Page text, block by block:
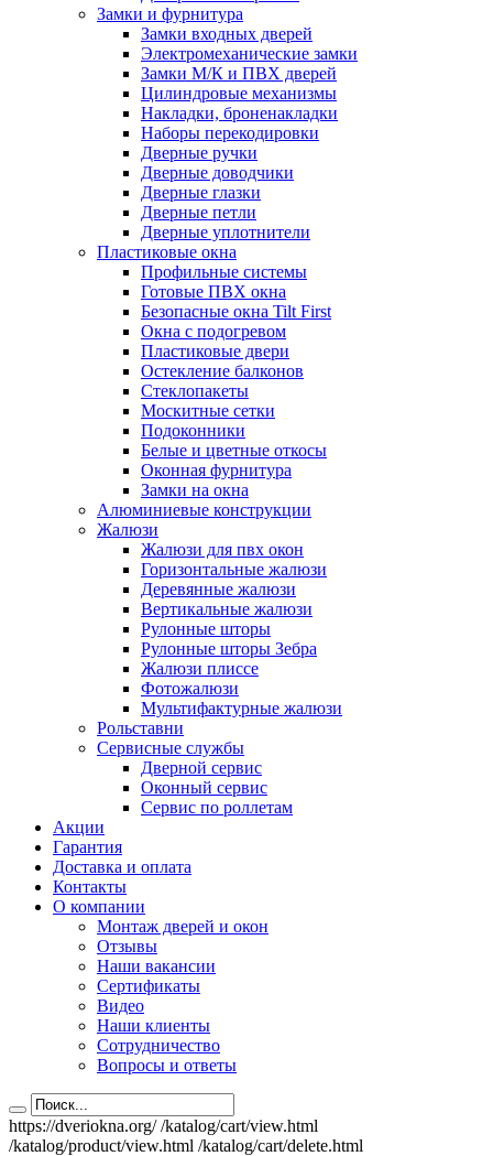
Замки и фурнитура
Замки входных дверей
Электромеханические замки
Замки М/К и ПВХ дверей
Цилиндровые механизмы
Накладки, броненакладки
Наборы перекодировки
Дверные ручки
Дверные доводчики
Дверные глазки
Дверные петли
Дверные уплотнители
Пластиковые окна
Профильные системы
Готовые ПВХ окна
Безопасные окна Tilt First
Окна с подогревом
Пластиковые двери
Остекление балконов
Стеклопакеты
Москитные сетки
Подоконники
Белые и цветные откосы
Оконная фурнитура
Замки на окна
Алюминиевые конструкции
Жалюзи
Жалюзи для пвх окон
Горизонтальные жалюзи
Деревянные жалюзи
Вертикальные жалюзи
Рулонные шторы
Рулонные шторы Зебра
Жалюзи плиссе
Фотожалюзи
Мультифактурные жалюзи
Рольставни
Сервисные службы
Дверной сервис
Оконный сервис
Сервис по роллетам
Акции
Гарантия
Доставка и оплата
Контакты
О компании
Монтаж дверей и окон
Отзывы
Наши вакансии
Сертификаты
Видео
Наши клиенты
Сотрудничество
Вопросы и ответы
https://dveriokna.org/ /katalog/cart/view.html
/katalog/product/view.html /katalog/cart/delete.html